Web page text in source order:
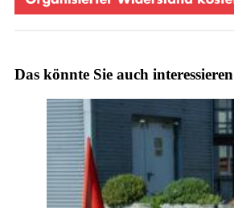
Das könnte Sie auch interessieren